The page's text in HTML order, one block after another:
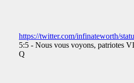
https://twitter.com/infinateworth/
5:5 - Nous vous voyons, patriotes
Q